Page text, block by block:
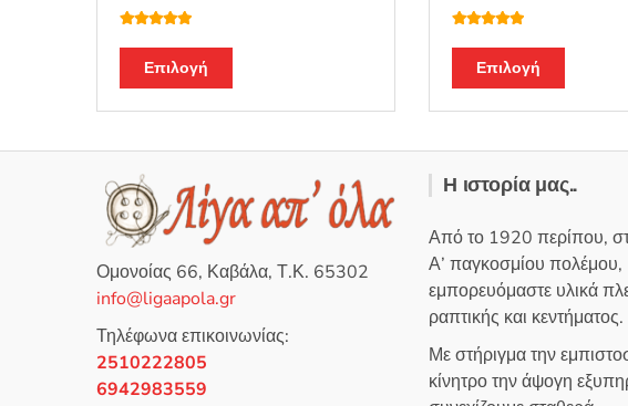
θηκε με5.00
από 5Επιλογή
το
προϊόν
παραλλαγές.
Οι
μπορούν
να
επιλεγούν
θηκε με5.00
από 5Επιλογή
το
προϊόν
μπορούν
να
στη
σελίδα
Ομονοίας 66, Καβάλα, Τ.Κ. 65302
info@ligaapola.gr
Τηλέφωνα επικοινωνίας:
2510222805
6942983559
Η ιστορία μας..
Από το 1920 περίπου,
Α’ παγκοσμίου πολέμου,
εμπορευόμαστε υλικά
ραπτικής και κεντήματος.
Με στήριγμα την
κίνητρο την άψογη